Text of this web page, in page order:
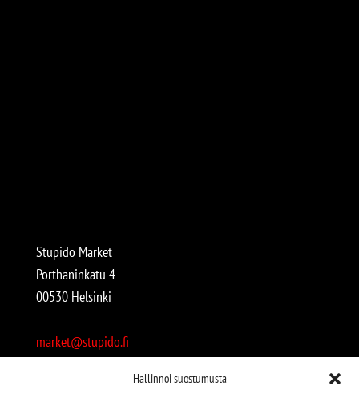
Hallinnoi suostumusta
Stupido Market
Porthaninkatu 4
00530 Helsinki
market@stupido.fi